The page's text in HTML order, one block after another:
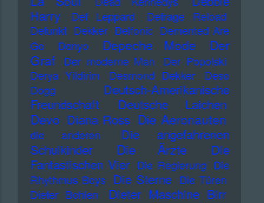
Harry
Def Leppard
Defrage Reload
Defunkt Dekker Delfonic Demented Are
Go
Denyo Depeche Mode
Der
Graf
Der moderne Man
Der Popolski
Derya Yildirim
Desmond Dekker
Deso
Dogg
Deutsch-Amerikanische
Freundschaft
Deutsche Laichen
Devo Diana Ross Die Aeronauten
die anderen
Die angefahrenen
Schulkinder
Die Ärzte
Die
Fantastischen Vier Die Regierung Die
Rhythmus Boys Die Sterne Die Türen
Dieter Bohlen
Dieter Maschine Birr